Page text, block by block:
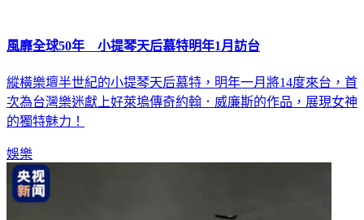
風靡全球50年 小提琴天后慕特明年1月訪台
縱橫樂壇半世紀的小提琴天后慕特，明年一月將14度來台，首
次為台灣樂迷獻上好萊塢傳奇約翰．威廉斯的作品，展現女神
的獨特魅力！
娛樂